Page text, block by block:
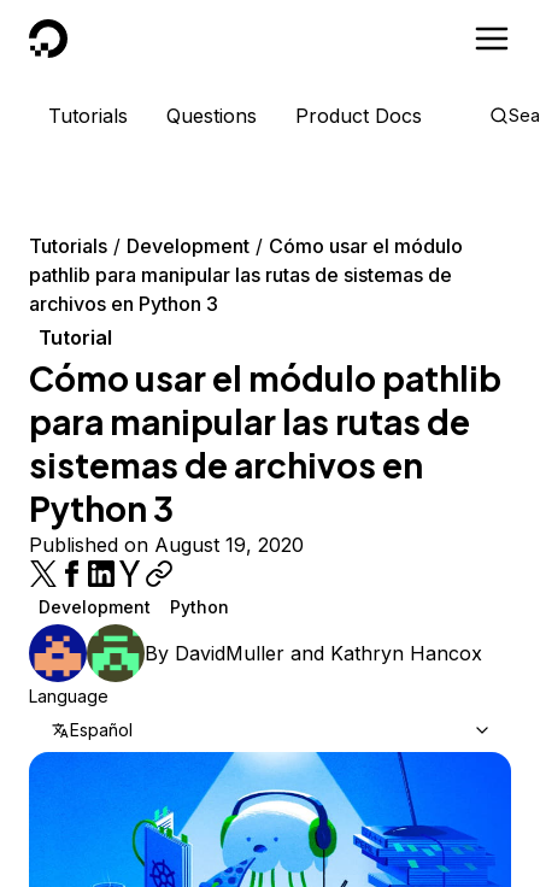
DigitalOcean
Tutorials Questions Product Docs
Tutorials Development
Cómo usar el módulo
pathlib para manipular las rutas de sistemas de
archivos en Python 3
Tutorial
Cómo usar el módulo pathlib
para manipular las rutas de
sistemas de archivos en
Python 3
Published on August 19, 2020
Development Python
By DavidMuller and Kathryn Hancox
Language
Español